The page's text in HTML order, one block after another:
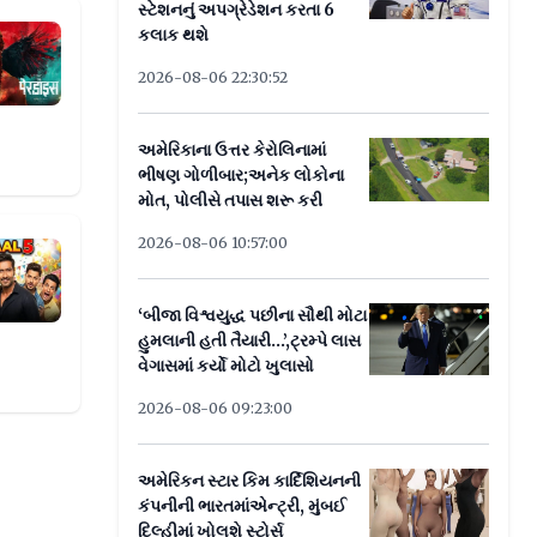
ખૂંખાર પડકાર
મોટો નિર્ણય
સ્ટેશનનું અપગ્રેડેશન કરતા 6
કલાક થશે
2026-08-06 22:30:52
અમેરિકાના ઉત્તર કેરોલિનામાં
ભીષણ ગોળીબાર;અનેક લોકોના
મોત, પોલીસે તપાસ શરૂ કરી
2026-08-06 10:57:00
‘બીજા વિશ્વયુદ્ધ પછીના સૌથી મોટા
હુમલાની હતી તૈયારી...’,ટ્રમ્પે લાસ
વેગાસમાં કર્યો મોટો ખુલાસો
2026-08-06 09:23:00
અમેરિકન સ્ટાર કિમ કાર્દિશિયનની
કંપનીની ભારતમાંએન્ટ્રી, મુંબઈ
દિલ્હીમાં ખોલશે સ્ટોર્સ